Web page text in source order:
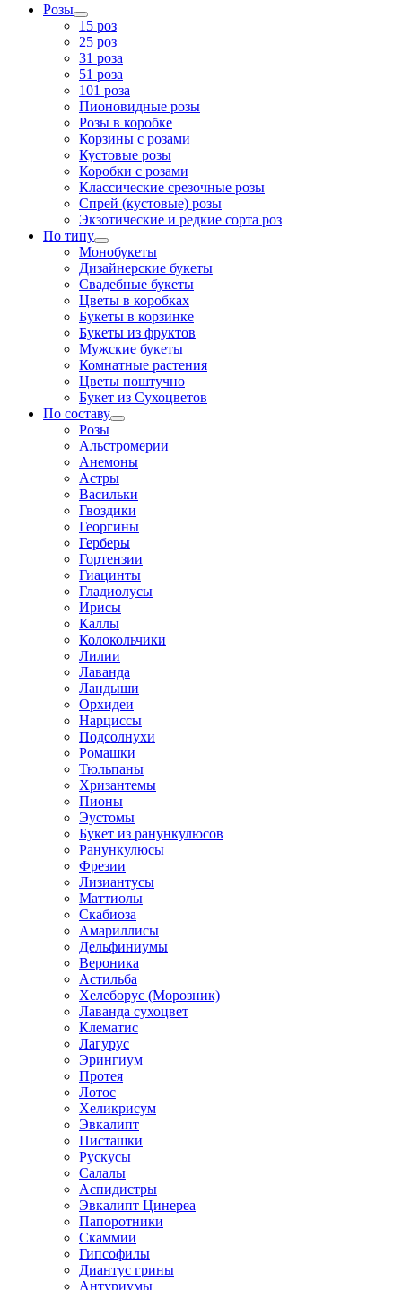
Розы
15 роз
25 роз
31 роза
51 роза
101 роза
Пионовидные розы
Розы в коробке
Корзины с розами
Кустовые розы
Коробки с розами
Классические срезочные розы
Спрей (кустовые) розы
Экзотические и редкие сорта роз
По типу
Монобукеты
Дизайнерские букеты
Свадебные букеты
Цветы в коробках
Букеты в корзинке
Букеты из фруктов
Мужские букеты
Комнатные растения
Цветы поштучно
Букет из Сухоцветов
По составу
Розы
Альстромерии
Анемоны
Астры
Васильки
Гвоздики
Георгины
Герберы
Гортензии
Гиацинты
Гладиолусы
Ирисы
Каллы
Колокольчики
Лилии
Лаванда
Ландыши
Орхидеи
Нарциссы
Подсолнухи
Ромашки
Тюльпаны
Хризантемы
Пионы
Эустомы
Букет из ранункулюсов
Ранункулюсы
Фрезии
Лизиантусы
Маттиолы
Скабиоза
Амариллисы
Дельфиниумы
Вероника
Астильба
Хелеборус (Морозник)
Лаванда сухоцвет
Клематис
Лагурус
Эрингиум
Протея
Лотос
Хеликрисум
Эвкалипт
Писташки
Рускусы
Салалы
Аспидистры
Эвкалипт Цинереа
Папоротники
Скаммии
Гипсофилы
Диантус грины
Антуриумы